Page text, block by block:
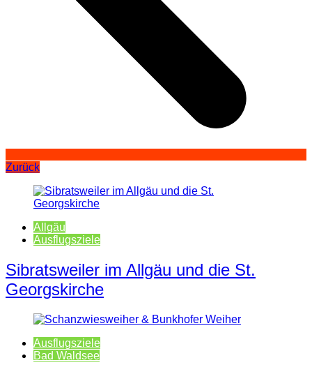
Zurück
Allgäu
Ausflugsziele
Sibratsweiler im Allgäu und die St.
Georgskirche
Ausflugsziele
Bad Waldsee